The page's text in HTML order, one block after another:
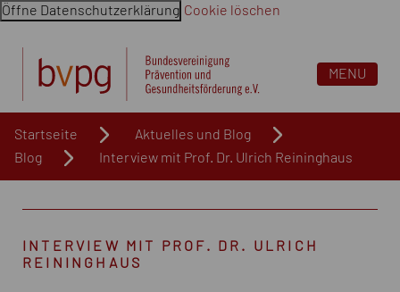
Öffne Datenschutzerklärung Cookie löschen
MENU
Startseite
Aktuelles und Blog
Blog
Interview mit Prof. Dr. Ulrich Reininghaus
INTERVIEW MIT PROF. DR. ULRICH
REININGHAUS